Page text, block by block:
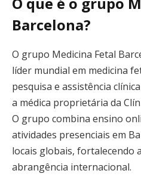
Barcelona?
O grupo Medicina Fetal
líder mundial em medicina
pesquisa e assistência
a médica proprietária da
O grupo combina ensino
atividades presenciais em
locais globais, fortalecendo
abrangência internacional.